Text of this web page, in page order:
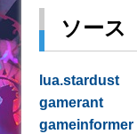
ソース
lua.stardust
gamerant
gameinformer